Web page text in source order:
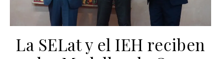
La SELat y el IEH reciben